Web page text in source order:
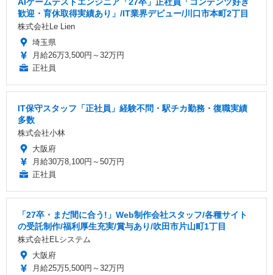
歓迎・育休取得実績あり」/IT業界デビュー/川口市本町2丁目
株式会社Le Lien
埼玉県
月給26万3,500円～32万円
正社員
IT保守スタッフ「正社員」経験不問・駅チカ勤務・復職実績
多数
株式会社小林
大阪府
月給30万8,100円～50万円
正社員
「27卒・まだ間に合う!」Web制作会社スタッフ/各種サイト
の受託制作/福利厚生充実/賞与あり/吹田市片山町1丁目
株式会社ELシステム
大阪府
月給25万5,500円～32万円